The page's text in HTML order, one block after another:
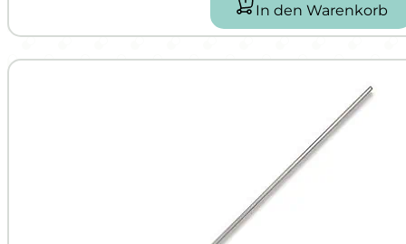
In den Warenkorb